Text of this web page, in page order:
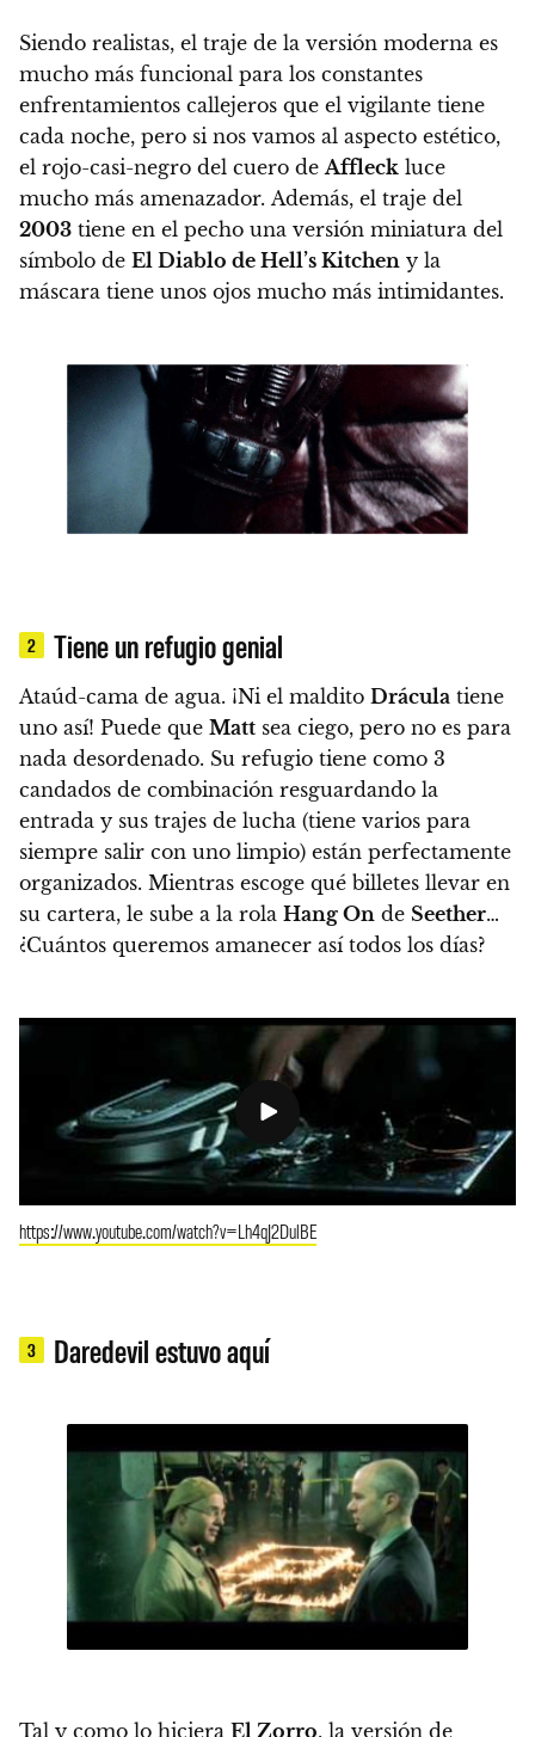
Siendo realistas, el traje de la versión moderna es
mucho más funcional para los constantes
enfrentamientos callejeros que el vigilante tiene
cada noche, pero si nos vamos al aspecto estético,
el rojo-casi-negro del cuero deAffleck luce
mucho más amenazador. Además, el traje del
2003 tiene en el pecho una versión miniatura del
símbolo de El Diablo de Hell’s Kitchen y la
máscara tiene unos ojos mucho más intimidantes.
2 Tiene un refugio genial
Ataúd-cama de agua. ¡Ni el maldito Drácula tiene
uno así! Puede que Matt sea ciego, pero no es para
nada desordenado. Su refugio tiene como 3
candados de combinación resguardando la
entrada y sus trajes de lucha (tiene varios para
siempre salir con uno limpio) están perfectamente
organizados. Mientras escoge qué billetes llevar en
su cartera, le sube a la rola Hang On de Seether…
¿Cuántos queremos amanecer así todos los días?
https://www.youtube.com/watch?v=Lh4qJ2DulBE
3 Daredevil estuvo aquí
Tal y como lo hiciera El Zorro, la versión de